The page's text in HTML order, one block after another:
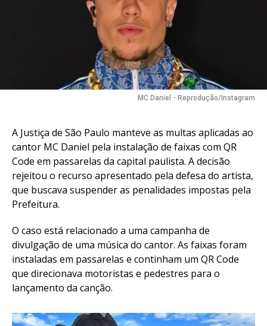
MC Daniel - Reprodução/Instagram
A Justiça de São Paulo manteve as multas aplicadas ao
cantor MC Daniel pela instalação de faixas com QR
Code em passarelas da capital paulista. A decisão
rejeitou o recurso apresentado pela defesa do artista,
que buscava suspender as penalidades impostas pela
Prefeitura.
O caso está relacionado a uma campanha de
divulgação de uma música do cantor. As faixas foram
instaladas em passarelas e continham um QR Code
que direcionava motoristas e pedestres para o
lançamento da canção.
Pinterest
Whatsapp
Email